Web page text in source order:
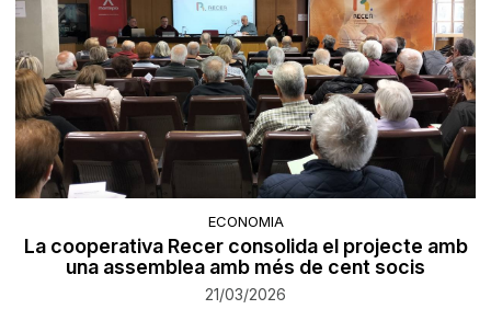
ECONOMIA
La cooperativa Recer consolida el projecte amb
una assemblea amb més de cent socis
21/03/2026